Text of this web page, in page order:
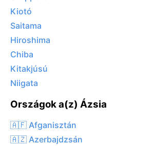
Kiotó
Saitama
Hiroshima
Chiba
Kitakjúsú
Niigata
Országok a(z) Ázsia
🇦🇫 Afganisztán
🇦🇿 Azerbajdzsán